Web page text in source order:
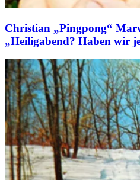
Christian „Pingpong“
„Heiligabend? Haben wir